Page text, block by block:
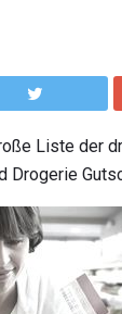
Liste der
Drogerie